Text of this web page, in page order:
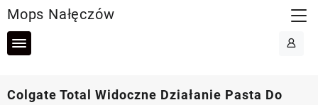
to
content
Mops Nałęczów
Colgate Total Widoczne Działanie Pasta Do